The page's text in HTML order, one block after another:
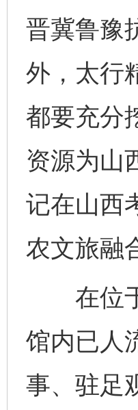
晋冀鲁豫
外，太行
都要充分
资源为山
记在山西
农文旅融
在位于
馆内已人
事、驻足